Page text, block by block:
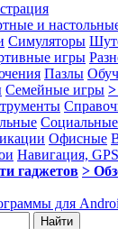
и
Симуляторы
игры
Пазлы
Семейные игры
Социальные
Офисные
Навигация, GPS
гаджетов >
для
Найти